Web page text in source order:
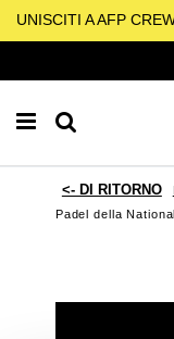
UNISCITI A AFP
Padel della